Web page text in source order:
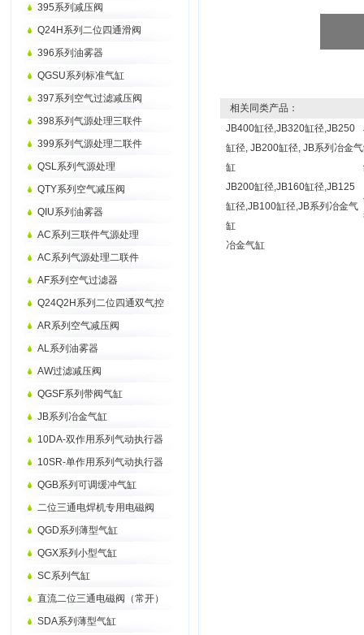
395系列减压阀
Q24H系列二位四通滑阀
396系列油雾器
QGSU系列标准气缸
397系列空气过滤减压阀
398系列气源处理三联件
399系列气源处理二联件
QSL系列气源处理
QTY系列空气减压阀
QIU系列油雾器
AC系列三联件气源处理
AC系列气源处理二联件
AF系列空气过滤器
Q24Q2H系列二位四通双气控
AR系列空气减压阀
AL系列油雾器
AW过滤减压阀
QGSF系列带阀气缸
JB系列冶金气缸
10DA-双作用系列气动执行器
10SR-单作用系列气动执行器
QGB系列可调缓冲气缸
二位三通电焊机专用电磁阀
QGD系列薄型气缸
QGX系列小型气缸
SC系列气缸
直流二位三通电磁阀（常开）
SDA系列薄型气缸
相关同类产品：
JB400缸径,JB320缸径,JB250
缸径, JB200缸径, JB系列冶金气
缸
JB200缸径,JB160缸径,JB125
缸径,JB100缸径,JB系列冶金气
缸
冶金气缸